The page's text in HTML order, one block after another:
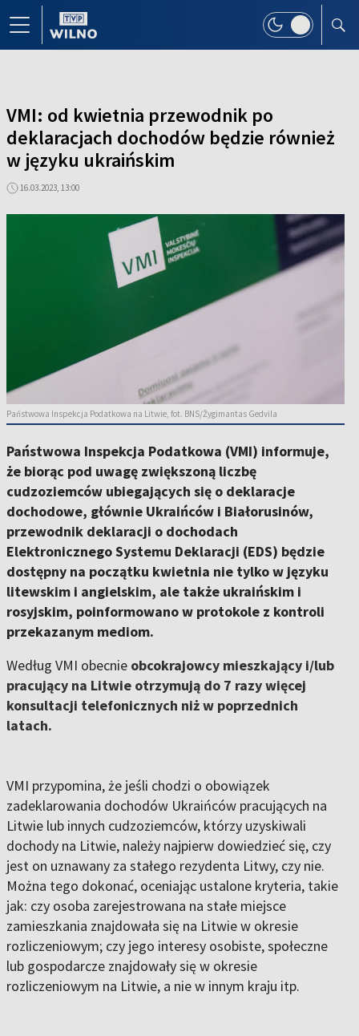
VMI: od kwietnia przewodnik po
deklaracjach dochodów będzie również
w języku ukraińskim
16.03.2023, 13:00
Państwowa Inspekcja Podatkowa na Litwie, fot. BNS/Žygimantas Gedvila
Państwowa Inspekcja Podatkowa (VMI) informuje,
że biorąc pod uwagę zwiększoną liczbę
cudzoziemców ubiegających się o deklaracje
dochodowe, głównie Ukraińców i Białorusinów,
przewodnik deklaracji o dochodach
Elektronicznego Systemu Deklaracji (EDS) będzie
dostępny na początku kwietnia nie tylko w języku
litewskim i angielskim, ale także ukraińskim i
rosyjskim, poinformowano w protokole z kontroli
przekazanym mediom.
Według VMI obecnie obcokrajowcy mieszkający i/lub
pracujący na Litwie otrzymują do 7 razy więcej
konsultacji telefonicznych niż w poprzednich
latach.
VMI przypomina, że jeśli chodzi o obowiązek
zadeklarowania dochodów Ukraińców pracujących na
Litwie lub innych cudzoziemców, którzy uzyskiwali
dochody na Litwie, należy najpierw dowiedzieć się, czy
jest on uznawany za stałego rezydenta Litwy, czy nie.
Można tego dokonać, oceniając ustalone kryteria, takie
jak: czy osoba zarejestrowana na stałe miejsce
zamieszkania znajdowała się na Litwie w okresie
rozliczeniowym; czy jego interesy osobiste, społeczne
lub gospodarcze znajdowały się w okresie
rozliczeniowym na Litwie, a nie w innym kraju itp.